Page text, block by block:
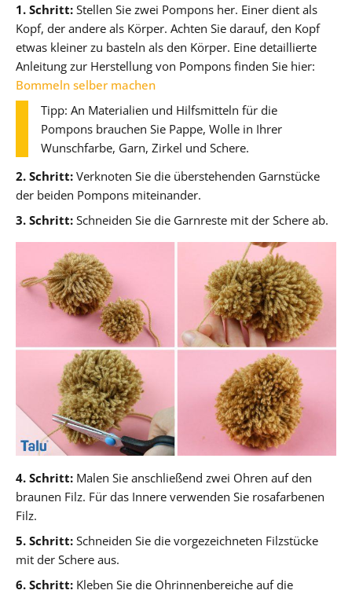
1. Schritt: Stellen Sie zwei Pompons her. Einer dient als
Kopf, der andere als Körper. Achten Sie darauf, den Kopf
etwas kleiner zu basteln als den Körper. Eine detaillierte
Anleitung zur Herstellung von Pompons finden Sie hier:
Bommeln selber machen
Tipp: An Materialien und Hilfsmitteln für die
Pompons brauchen Sie Pappe, Wolle in Ihrer
Wunschfarbe, Garn, Zirkel und Schere.
2. Schritt: Verknoten Sie die überstehenden Garnstücke
der beiden Pompons miteinander.
3. Schritt: Schneiden Sie die Garnreste mit der Schere ab.
4. Schritt: Malen Sie anschließend zwei Ohren auf den
braunen Filz. Für das Innere verwenden Sie rosafarbenen
Filz.
5. Schritt: Schneiden Sie die vorgezeichneten Filzstücke
mit der Schere aus.
6. Schritt: Kleben Sie die Ohrinnenbereiche auf die